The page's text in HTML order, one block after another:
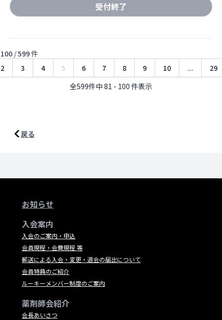
受付終了
100 /599件
2
3 4 5 6 7 8 9 10 ...
29
全599件中 81 - 100 件表示
戻る
お知らせ
入会案内
入会のご案内・申込
会員規程・会費規程 等
郵送による入会・変更・退会の届出について
会員特典のご紹介
ルーキーメンバー制度のご案内
薬剤師会紹介
会長あいさつ